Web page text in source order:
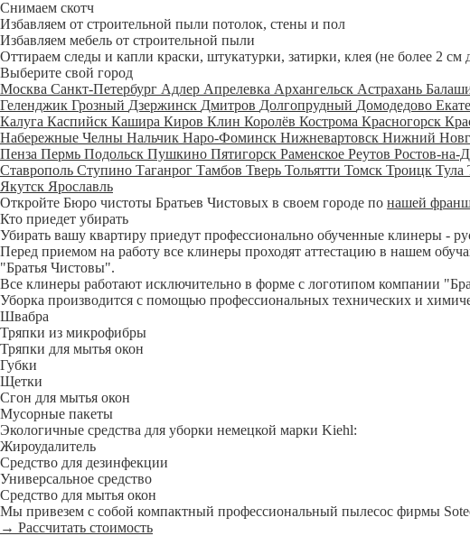
Снимаем скотч
Избавляем от строительной пыли потолок, стены и пол
Избавляем мебель от строительной пыли
Оттираем следы и капли краски, штукатурки, затирки, клея (не более 2 см
Выберите свой город
Москва Санкт-Петербург Адлер Апрелевка Архангельск Астрахань
Геленджик Грозный Дзержинск Дмитров Долгопрудный Домодедово
Калуга Каспийск Кашира Киров Клин Королёв Кострома Красногорск
Набережные Челны Нальчик Наро-Фоминск Нижневартовск Нижний
Пенза Пермь Подольск Пушкино Пятигорск Раменское Реутов Ростов-на-
Ставрополь Ступино Таганрог Тамбов Тверь Тольятти Томск Троицк Тула
Якутск Ярославль
Откройте Бюро чистоты Братьев Чистовых в своем городе по нашей
Кто приедет убирать
Убирать вашу квартиру приедут профессионально обученные клинеры -
Перед приемом на работу все клинеры проходят аттестацию в нашем
"Братья Чистовы".
Все клинеры работают исключительно в форме с логотипом компании
Уборка производится с помощью профессиональных технических и
Швабра
Тряпки из микрофибры
Тряпки для мытья окон
Губки
Щетки
Сгон для мытья окон
Мусорные пакеты
Экологичные средства для уборки немецкой марки Kiehl:
Жироудалитель
Средство для дезинфекции
Универсальное средство
Средство для мытья окон
Мы привезем с собой компактный профессиональный пылесос фирмы
→ Рассчитать стоимость